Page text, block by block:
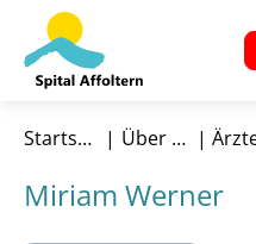
Startseite Über uns
Miriam Werner